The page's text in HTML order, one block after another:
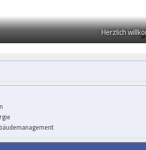
Herzlich